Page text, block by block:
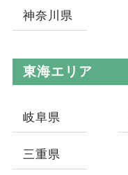
神奈川県
東海エリア
岐阜県
三重県